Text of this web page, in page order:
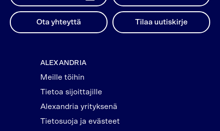
Ota yhteyttä Tilaa uutiskirje
ALEXANDRIA
Meille töihin
Tietoa sijoittajille
Alexandria yrityksenä
Tietosuoja ja evästeet